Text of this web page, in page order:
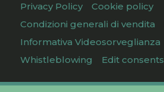
Privacy Policy
Cookie policy
Condizioni generali di vendita
Informativa Videosorveglianza
Whistleblowing
Edit consents